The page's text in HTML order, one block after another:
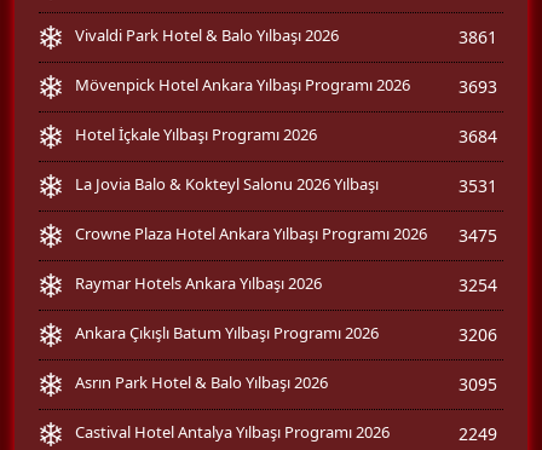
Vivaldi Park Hotel & Balo Yılbaşı 2026 3861
Mövenpick Hotel Ankara Yılbaşı Programı 2026 3693
Hotel İçkale Yılbaşı Programı 2026 3684
La Jovia Balo & Kokteyl Salonu 2026 Yılbaşı 3531
Crowne Plaza Hotel Ankara Yılbaşı Programı 2026 3475
Raymar Hotels Ankara Yılbaşı 2026 3254
Ankara Çıkışlı Batum Yılbaşı Programı 2026 3206
Asrın Park Hotel & Balo Yılbaşı 2026 3095
Castival Hotel Antalya Yılbaşı Programı 2026 2249